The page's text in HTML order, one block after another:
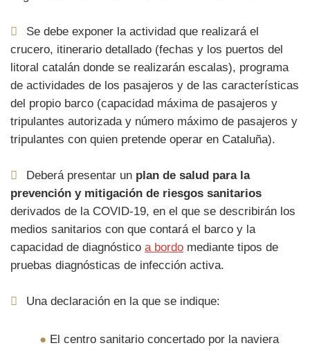
Se debe exponer la actividad que realizará el
crucero, itinerario detallado (fechas y los puertos del
litoral catalán donde se realizarán escalas), programa
de actividades de los pasajeros y de las características
del propio barco (capacidad máxima de pasajeros y
tripulantes autorizada y número máximo de pasajeros y
tripulantes con quien pretende operar en Cataluña).
Deberá presentar un plan de salud para la
prevención y mitigación de riesgos sanitarios
derivados de la COVID-19, en el que se describirán los
medios sanitarios con que contará el barco y la
capacidad de diagnóstico a bordo mediante tipos de
pruebas diagnósticas de infección activa.
Una declaración en la que se indique:
● El centro sanitario concertado por la naviera